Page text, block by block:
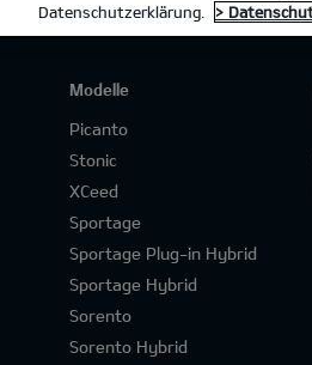
Modelle
Picanto
Stonic
XCeed
Sportage
Sportage Plug-in Hybrid
Sportage Hybrid
Sorento
Sorento Hybrid
Datenschutzerklärung.
>